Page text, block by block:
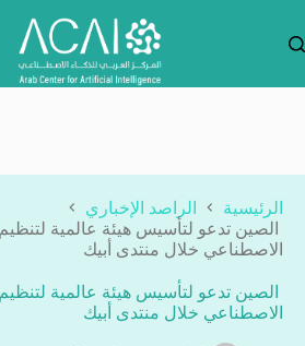
المحتوى
الرئيسية
الراصد الإخباري
الصين تدعو لتأسيس هيئة عالمية لتنظيم
الاصطناعي خلال منتدى أبيك
الصين تدعو لتأسيس هيئة عالمية لتنظيم
الاصطناعي خلال منتدى أبيك